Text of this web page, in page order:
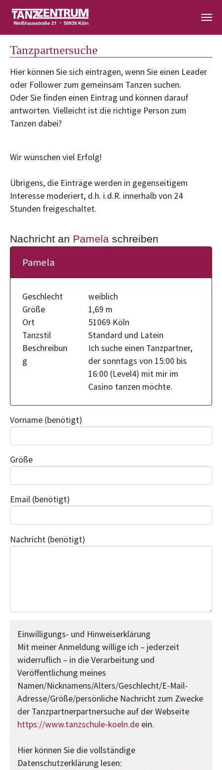
Tanzpartnersuche
Hier können Sie sich eintragen, wenn Sie einen Leader
oder Follower zum gemeinsam Tanzen suchen.
Oder Sie finden einen Eintrag und können darauf
antworten. Vielleicht ist die richtige Person zum
Tanzen dabei?
Wir wünschen viel Erfolg!
Übrigens, die Einträge werden in gegenseitigem
Interesse moderiert, d.h. i.d.R. innerhalb von 24
Stunden freigeschaltet.
Nachricht an Pamela schreiben
Pamela
Geschlecht
weiblich
Größe
1,69 m
Ort
51069 Köln
Tanzstil
Standard und Latein
Beschreibun
g
Ich suche einen Tanzpartner,
der sonntags von 15:00 bis
16:00 (Level4) mit mir im
Casino tanzen möchte.
Vorname (benötigt)
Größe
Email (benötigt)
Nachricht (benötigt)
Einwilligungs- und Hinweiserklärung
Mit meiner Anmeldung willige ich – jederzeit
widerruflich – in die Verarbeitung und
Veröffentlichung meines
Namen/Nicknamens/Alters/Geschlecht/E-Mail-
Adresse/Größe/persönliche Nachricht zum Zwecke
der Tanzpartnerpartnersuche auf der Webseite
https://www.tanzschule-koeln.de ein.
Hier können Sie die vollständige
Datenschutzerklärung lesen: